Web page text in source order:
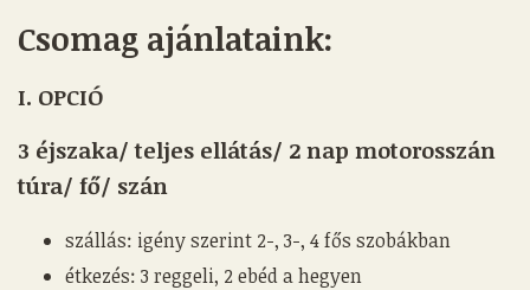
Csomag ajánlataink:
I. OPCIÓ
3 éjszaka/ teljes ellátás/ 2 nap motorosszán
túra/ fő/ szán
szállás: igény szerint 2-, 3-, 4 fős szobákban
étkezés: 3 reggeli, 2 ebéd a hegyen